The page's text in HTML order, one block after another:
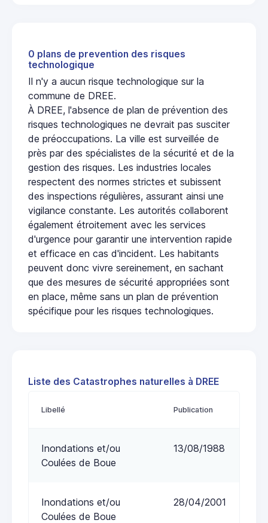
0 plans de prevention des risques
technologique
Il n'y a aucun risque technologique sur la
commune de DREE.
À DREE, l'absence de plan de prévention des
risques technologiques ne devrait pas susciter
de préoccupations. La ville est surveillée de
près par des spécialistes de la sécurité et de la
gestion des risques. Les industries locales
respectent des normes strictes et subissent
des inspections régulières, assurant ainsi une
vigilance constante. Les autorités collaborent
également étroitement avec les services
d'urgence pour garantir une intervention rapide
et efficace en cas d'incident. Les habitants
peuvent donc vivre sereinement, en sachant
que des mesures de sécurité appropriées sont
en place, même sans un plan de prévention
spécifique pour les risques technologiques.
Liste des Catastrophes naturelles à DREE
Libellé Publication
Inondations et/ou
Coulées de Boue
13/08/1988
Inondations et/ou
Coulées de Boue
28/04/2001